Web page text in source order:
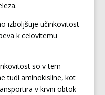
izboljšuje učinkovitost
k celovitemu
so v tem
tudi aminokisline, kot
v krvni obtok